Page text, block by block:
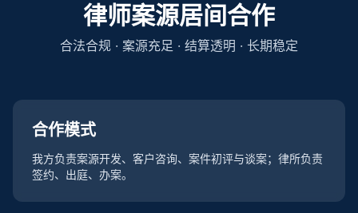
律师案源居间合作
合法合规 · 案源充足 · 结算透明 · 长期稳定
合作模式
我方负责案源开发、客户咨询、案件初评与谈案；律所负责
签约、出庭、办案。